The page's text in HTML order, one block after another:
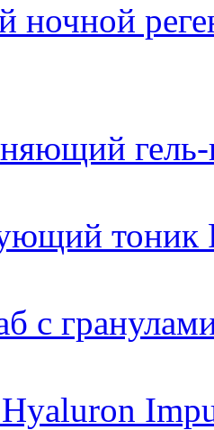
ночной
тоник
с